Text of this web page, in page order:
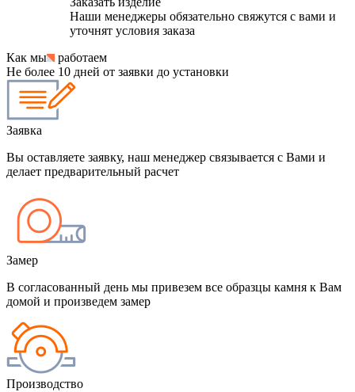
Наши менеджеры обязательно свяжутся с вами и
уточнят условия заказа
Как мы
работаем
Не более 10 дней от заявки до установки
Заявка
Вы оставляете заявку, наш менеджер связывается с Вами и
делает предварительный расчет
Замер
В согласованный день мы привезем все образцы камня к Вам
домой и произведем замер
Производство